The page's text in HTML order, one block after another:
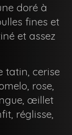
doré à
fines et
et assez
tatin, cerise
rose,
œillet
réglisse,